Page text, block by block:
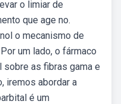
o limiar de
que age no.
o mecanismo de
um lado, o fármaco
sobre as fibras gama e
iremos abordar a
é um